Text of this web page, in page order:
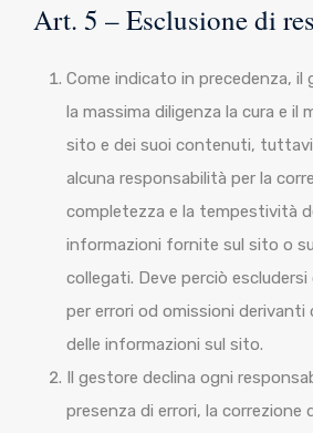
Art. 5 – Esclusione di
Come indicato in precedenza, il
la massima diligenza la cura e il
sito e dei suoi contenuti,
alcuna responsabilità per la
completezza e la tempestività
informazioni fornite sul sito o
collegati. Deve perciò
per errori od omissioni derivanti
delle informazioni sul sito.
Il gestore declina ogni
presenza di errori, la correzione